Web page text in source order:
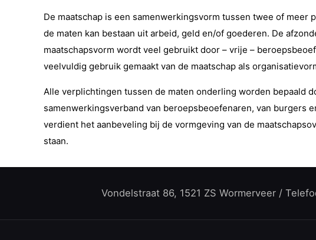
De maatschap is een samenwerkingsvorm tussen twee of meer
de maten kan bestaan uit arbeid, geld en/of goederen. De
maatschapsvorm wordt veel gebruikt door – vrije –
veelvuldig gebruik gemaakt van de maatschap als
Alle verplichtingen tussen de maten onderling worden bepaald
samenwerkingsverband van beroepsbeoefenaren, van burgers
verdient het aanbeveling bij de vormgeving van de
staan.
Vondelstraat 86, 1521 ZS Wormerveer /